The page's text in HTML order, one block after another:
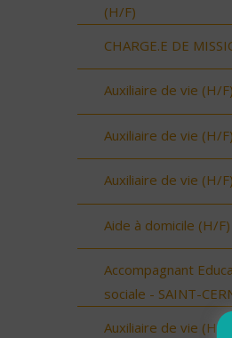
(H/F)
CHARGE.E DE
Auxiliaire de vie (H/F)
Auxiliaire de vie (H/F)
Auxiliaire de vie (H/F)
Aide à domicile (H/F)
Accompagnant
sociale - SAINT-
Auxiliaire de vie (H/F)